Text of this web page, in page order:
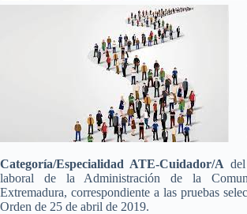
Categoría/Especialidad ATE-Cuidador/A
laboral de la Administración de la
Extremadura, correspondiente a las pruebas
Orden de 25 de abril de 2019.